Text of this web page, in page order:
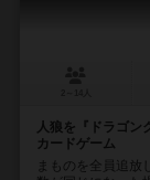
人狼を『ドラゴ
カードゲーム
まものを全員追